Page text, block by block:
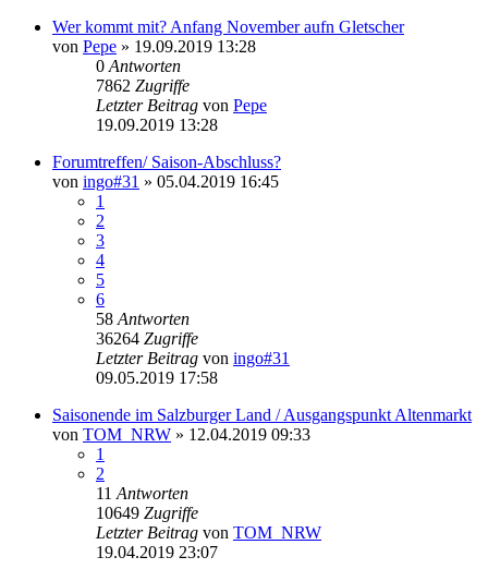
Wer kommt mit? Anfang November aufn Gletscher
von Pepe » 19.09.2019 13:28
0 Antworten
7862 Zugriffe
Letzter Beitrag von Pepe
19.09.2019 13:28
Forumtreffen/ Saison-Abschluss?
von ingo#31 » 05.04.2019 16:45
1
2
3
4
5
6
58 Antworten
36264 Zugriffe
Letzter Beitrag von ingo#31
09.05.2019 17:58
Saisonende im Salzburger Land / Ausgangspunkt Altenmarkt
von TOM_NRW » 12.04.2019 09:33
1
2
11 Antworten
10649 Zugriffe
Letzter Beitrag von TOM_NRW
19.04.2019 23:07